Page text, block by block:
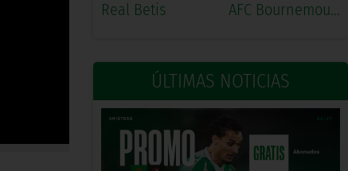
Real Betis AFC Bournemouth
ÚLTIMAS NOTICIAS